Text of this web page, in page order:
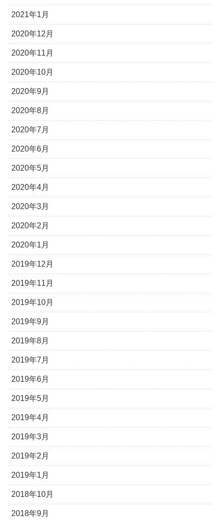
2021年1月
2020年12月
2020年11月
2020年10月
2020年9月
2020年8月
2020年7月
2020年6月
2020年5月
2020年4月
2020年3月
2020年2月
2020年1月
2019年12月
2019年11月
2019年10月
2019年9月
2019年8月
2019年7月
2019年6月
2019年5月
2019年4月
2019年3月
2019年2月
2019年1月
2018年10月
2018年9月